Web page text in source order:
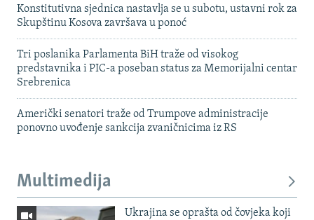
Konstitutivna sjednica nastavlja se u subotu, ustavni rok za
Skupštinu Kosova završava u ponoć
Tri poslanika Parlamenta BiH traže od visokog
predstavnika i PIC-a poseban status za Memorijalni centar
Srebrenica
Američki senatori traže od Trumpove administracije
ponovno uvođenje sankcija zvaničnicima iz RS
Multimedija
Ukrajina se oprašta od čovjeka koji